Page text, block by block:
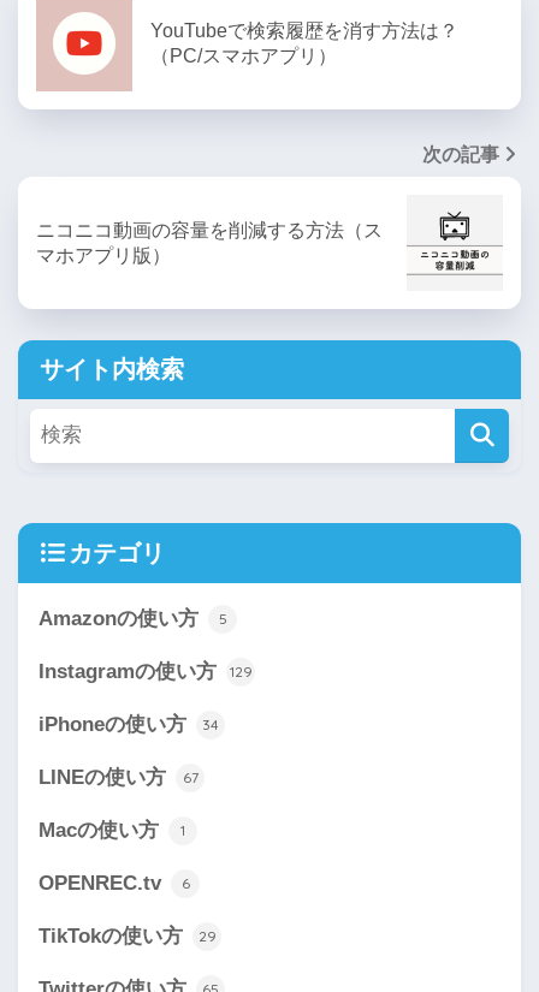
YouTubeで検索履歴を消す方法は？
（PC/スマホアプリ）
次の記事
ニコニコ動画の容量を削減する方法（ス
マホアプリ版）
サイト内検索
カテゴリ
Amazonの使い方 5
Instagramの使い方 129
iPhoneの使い方 34
LINEの使い方 67
Macの使い方 1
OPENREC.tv 6
TikTokの使い方 29